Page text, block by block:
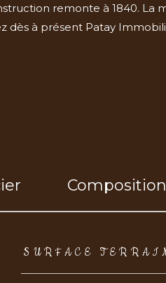
remonte à 1840. La
dès à présent Patay
Composition
SURFACE